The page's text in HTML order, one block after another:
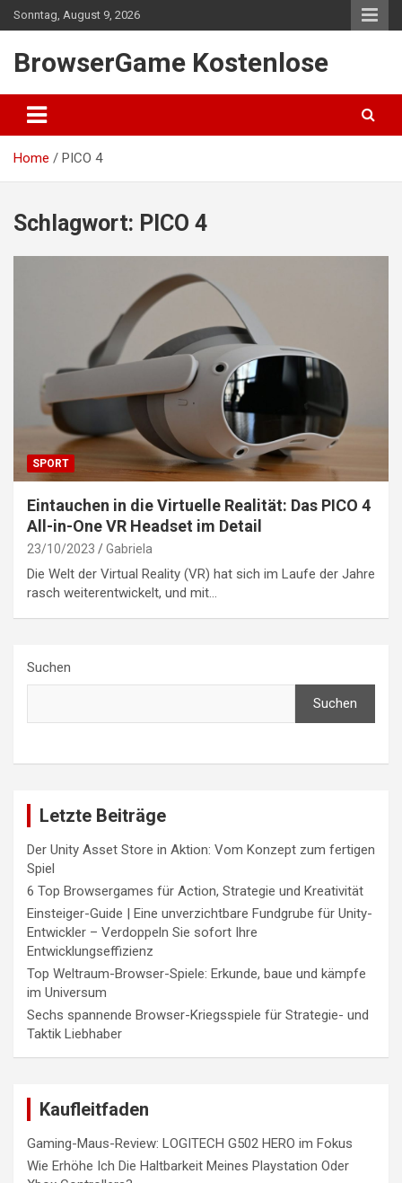
Skip
to
Sonntag, August 9, 2026
BrowserGame Kostenlose
Home PICO 4
Schlagwort: PICO 4
SPORT
Eintauchen in die Virtuelle Realität: Das PICO 4
All-in-One VR Headset im Detail
23/10/2023 Gabriela
Die Welt der Virtual Reality (VR) hat sich im Laufe der Jahre
rasch weiterentwickelt, und mit…
Suchen
Suchen
Letzte Beiträge
Der Unity Asset Store in Aktion: Vom Konzept zum fertigen
Spiel
6 Top Browsergames für Action, Strategie und Kreativität
Einsteiger-Guide | Eine unverzichtbare Fundgrube für Unity-
Entwickler – Verdoppeln Sie sofort Ihre
Entwicklungseffizienz
Top Weltraum-Browser-Spiele: Erkunde, baue und kämpfe
im Universum
Sechs spannende Browser-Kriegsspiele für Strategie- und
Taktik Liebhaber
Kaufleitfaden
Gaming-Maus-Review: LOGITECH G502 HERO im Fokus
Wie Erhöhe Ich Die Haltbarkeit Meines Playstation Oder